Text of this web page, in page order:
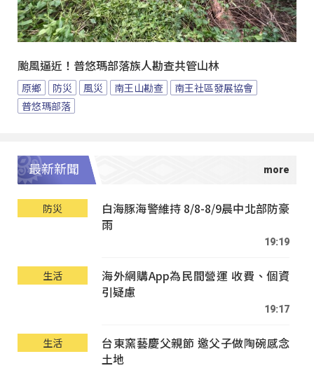
颱風逼近！普悠瑪部落族人勘查共管山林
原鄉 防災 風災 南王山勘查
南王社區發展協會
普悠瑪部落
最新新聞
防災
白海豚海警維持 8/8-8/9晨中北部防豪
雨
19:19
生活
海外網購App為民間營運 收費、個資
引疑慮
19:17
生活
台東窯藝慶父親節 邀父子做陶碗感念
土地